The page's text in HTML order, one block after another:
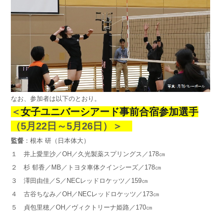
なお、参加者は以下のとおり。
＜女子ユニバーシアード事前合宿参加選手
（5月22日～5月26日）＞
監督 ：根本 研（日本体大）
１ 井上愛里沙／OH／久光製薬スプリングス／178㎝
２ 杉 郁香／MB／トヨタ車体クインシーズ／178㎝
３ 澤田由佳／S／NECレッドロケッツ／159㎝
４ 古谷ちなみ／OH／NECレッドロケッツ／173㎝
５ 貞包里穂／OH／ヴィクトリーナ姫路／170㎝